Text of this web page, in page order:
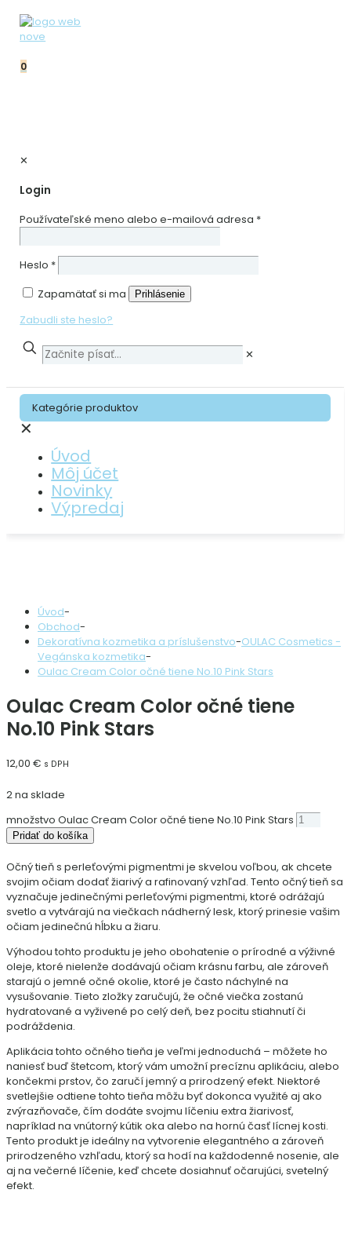
0
✕
Login
Používateľské meno alebo e-mailová adresa *
Heslo *
Zapamätať si ma
Prihlásenie
Zabudli ste heslo?
✕
Kategórie produktov
✕
Úvod
Môj účet
Novinky
Výpredaj
Úvod-
Obchod-
Dekoratívna kozmetika a príslušenstvo-OULAC Cosmetics -
Vegánska kozmetika-
Oulac Cream Color očné tiene No.10 Pink Stars
Oulac Cream Color očné tiene
No.10 Pink Stars
12,00 € s DPH
2 na sklade
množstvo Oulac Cream Color očné tiene No.10 Pink Stars
Pridať do košíka
Očný tieň s perleťovými pigmentmi je skvelou voľbou, ak chcete
svojim očiam dodať žiarivý a rafinovaný vzhľad. Tento očný tieň sa
vyznačuje jedinečnými perleťovými pigmentmi, ktoré odrážajú
svetlo a vytvárajú na viečkach nádherný lesk, ktorý prinesie vašim
očiam jedinečnú hĺbku a žiaru.
Výhodou tohto produktu je jeho obohatenie o prírodné a výživné
oleje, ktoré nielenže dodávajú očiam krásnu farbu, ale zároveň
starajú o jemné očné okolie, ktoré je často náchylné na
vysušovanie. Tieto zložky zaručujú, že očné viečka zostanú
hydratované a vyživené po celý deň, bez pocitu stiahnutí či
podráždenia.
Aplikácia tohto očného tieňa je veľmi jednoduchá – môžete ho
naniesť buď štetcom, ktorý vám umožní precíznu aplikáciu, alebo
končekmi prstov, čo zaručí jemný a prirodzený efekt. Niektoré
svetlejšie odtiene tohto tieňa môžu byť dokonca využité aj ako
zvýrazňovače, čím dodáte svojmu líčeniu extra žiarivosť,
napríklad na vnútorný kútik oka alebo na hornú časť lícnej kosti.
Tento produkt je ideálny na vytvorenie elegantného a zároveň
prirodzeného vzhľadu, ktorý sa hodí na každodenné nosenie, ale
aj na večerné líčenie, keď chcete dosiahnuť očarujúci, svetelný
efekt.